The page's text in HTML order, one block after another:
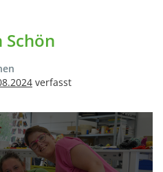
verfasst